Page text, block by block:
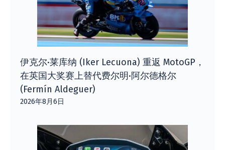
伊克尔·莱库纳 (Iker Lecuona) 重返 MotoGP，
在英国大奖赛上替代费尔明·阿尔德格尔
(Fermín Aldeguer)
2026年8月6日